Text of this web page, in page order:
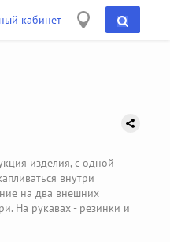
кабинет
изделия, с одной
внутри
на два внешних
На рукавах - резинки и